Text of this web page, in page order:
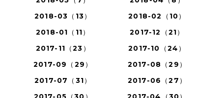
2018-03（13）
2018-02（10）
2018-01（11）
2017-12（21）
2017-11（23）
2017-10（24）
2017-09（29）
2017-08（29）
2017-07（31）
2017-06（27）